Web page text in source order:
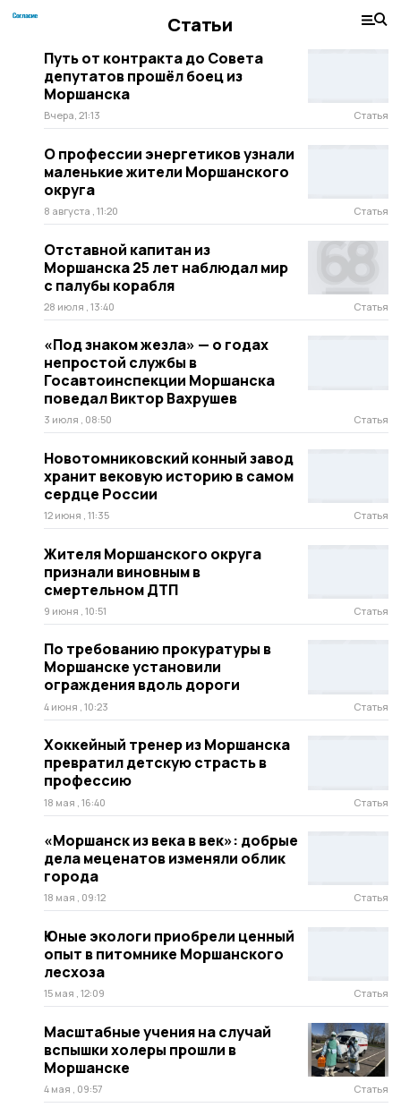
Статьи
Путь от контракта до Совета
депутатов прошёл боец из
Моршанска
Вчера, 21:13 Статья
О профессии энергетиков узнали
маленькие жители Моршанского
округа
8 августа , 11:20 Статья
Отставной капитан из
Моршанска 25 лет наблюдал мир
с палубы корабля
28 июля , 13:40 Статья
«Под знаком жезла» — о годах
непростой службы в
Госавтоинспекции Моршанска
поведал Виктор Вахрушев
3 июля , 08:50 Статья
Новотомниковский конный завод
хранит вековую историю в самом
сердце России
12 июня , 11:35 Статья
Жителя Моршанского округа
признали виновным в
смертельном ДТП
9 июня , 10:51 Статья
По требованию прокуратуры в
Моршанске установили
ограждения вдоль дороги
4 июня , 10:23 Статья
Хоккейный тренер из Моршанска
превратил детскую страсть в
профессию
18 мая , 16:40 Статья
«Моршанск из века в век»: добрые
дела меценатов изменяли облик
города
18 мая , 09:12 Статья
Юные экологи приобрели ценный
опыт в питомнике Моршанского
лесхоза
15 мая , 12:09 Статья
Масштабные учения на случай
вспышки холеры прошли в
Моршанске
4 мая , 09:57 Статья